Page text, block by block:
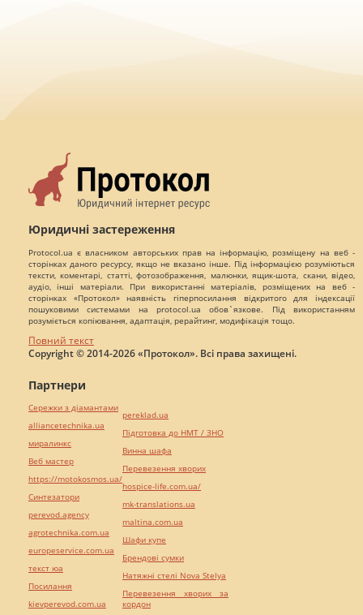
Юридичні застереження
Protocol.ua є власником авторських прав на інформацію, розміщену на веб -
сторінках даного ресурсу, якщо не вказано інше. Під інформацією розуміються
тексти, коментарі, статті, фотозображення, малюнки, ящик-шота, скани, відео,
аудіо, інші матеріали. При використанні матеріалів, розміщених на веб -
сторінках «Протокол» наявність гіперпосилання відкритого для індексації
пошуковими системами на protocol.ua обов`язкове. Під використанням
розуміється копіювання, адаптація, рерайтинг, модифікація тощо.
Повний текст
Copyright © 2014-2026 «Протокол». Всі права захищені.
Партнери
Сережки з діамантами
alliancetechnika.ua
миралинкс
Веб мастер
https://motokosmos.ua/
Синтезатори
perevod.agency
agrotechnika.com.ua
europeservice.com.ua
текст юа
Посилання
kievperevod.com.ua
pereklad.ua
Підготовка до НМТ / ЗНО
Винна шафа
Перевезення хворих
hospice-life.com.ua/
mk-translations.ua
maltina.com.ua
Шафи купе
Брендові сумки
Натяжні стелі Nova Stelya
Перевезення хворих за
кордон